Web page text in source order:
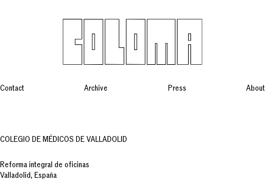
Contact Archive Press About
COLEGIO DE MÉDICOS DE VALLADOLID
Reforma integral de oficinas
Valladolid, España